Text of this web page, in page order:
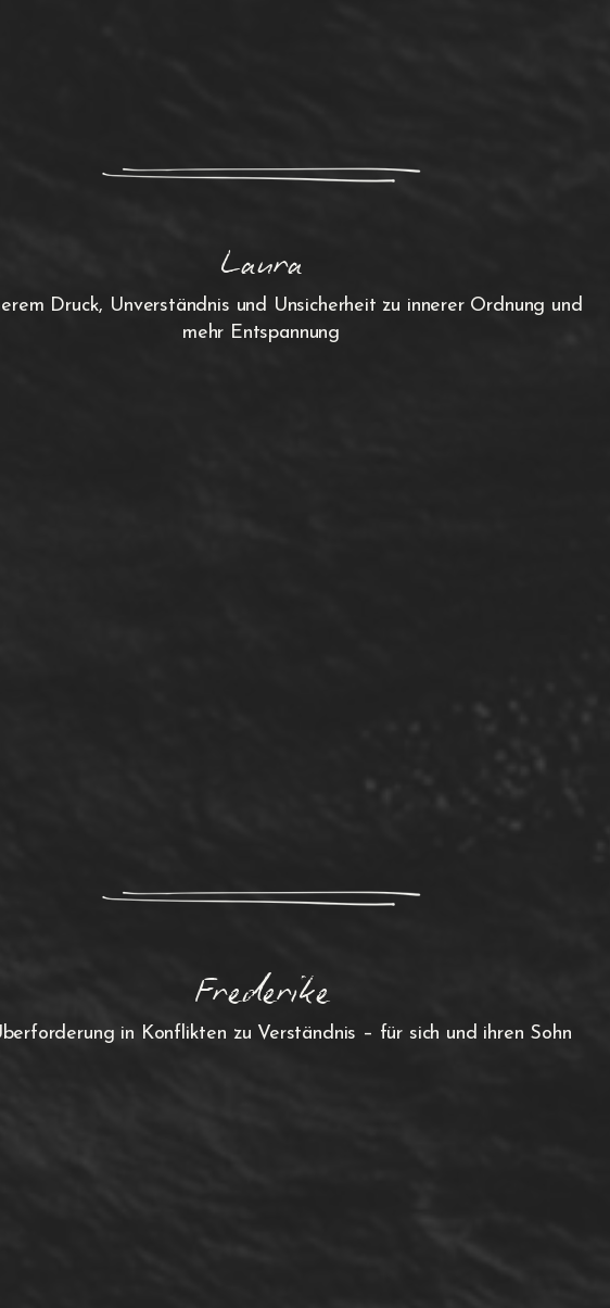
Laura
Druck, Unverständnis und Unsicherheit zu innerer Ordnung und
mehr Entspannung
Frederike
in Konflikten zu Verständnis – für sich und ihren Sohn